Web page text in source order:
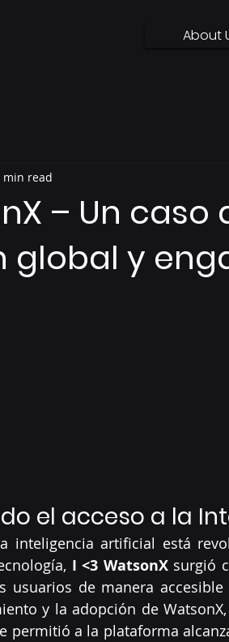
About
– Un caso
global y
min read
el acceso a la
inteligencia artificial está
I <3 WatsonX surgió
usuarios de manera
y la adopción de
permitió a la plataforma